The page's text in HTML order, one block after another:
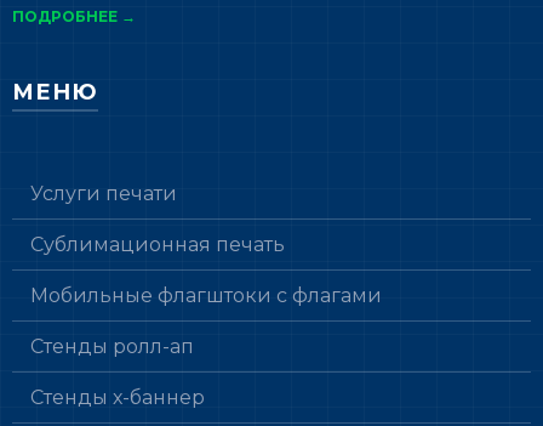
ПОДРОБНЕЕ →
МЕНЮ
Услуги печати
Сублимационная печать
Мобильные флагштоки с флагами
Стенды ролл-ап
Стенды х-баннер